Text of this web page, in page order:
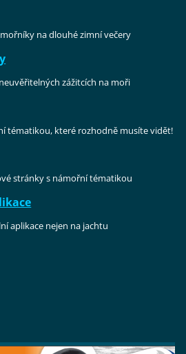
na dlouhé zimní večery
zážitcích na moři
tématikou, které rozhodně musíte vidět!
stránky s námořní tématikou
aplikace nejen na jachtu